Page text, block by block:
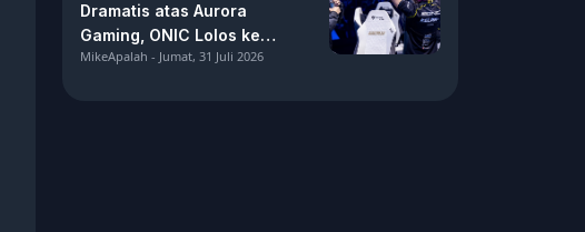
Dramatis atas Aurora
Gaming, ONIC Lolos ke
Semifinal!
MikeApalah - Jumat, 31 Juli 2026